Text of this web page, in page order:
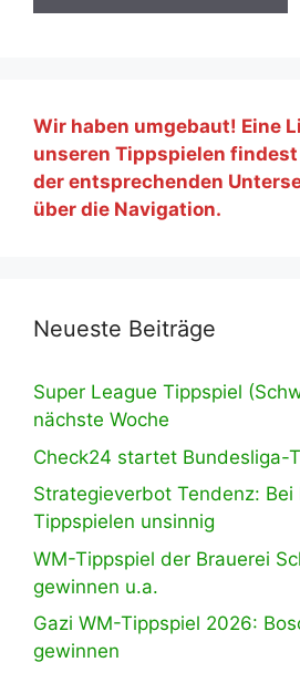
Wir haben umgebaut! Eine
unseren Tippspielen
der entsprechenden
über die Navigation.
Neueste Beiträge
Super League Tippspiel
nächste Woche
Check24 startet Bundesliga-
Strategieverbot Tendenz:
Tippspielen unsinnig
WM-Tippspiel der Brauerei
gewinnen u.a.
Gazi WM-Tippspiel 2026:
gewinnen